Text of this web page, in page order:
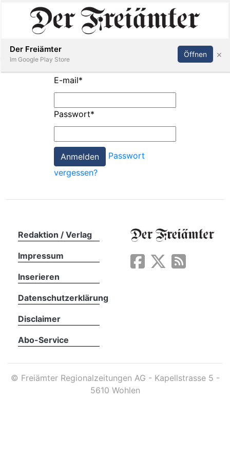
Paper
App
Inserieren Abonnieren Anmelden
E-mail*
Passwort*
Passwort
vergessen?
Redaktion / Verlag
Impressum
Inserieren
Datenschutzerklärung
Disclaimer
Abo-Service
© Freiämter Regionalzeitungen AG - Kapellstrasse 5 -
5610 Wohlen
Der Freiämter
Im Google Play Store
Öffnen ×